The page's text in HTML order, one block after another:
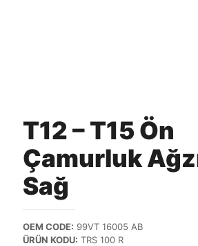
T12 – T15 Ön
Çamurluk
Sağ
OEM CODE: 99VT 16005 AB
ÜRÜN KODU: TRS 100 R